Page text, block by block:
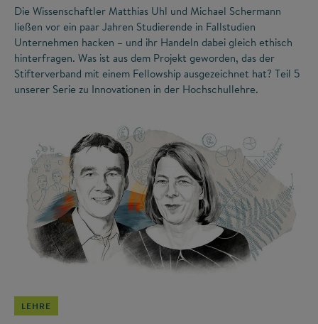
Die Wissenschaftler Matthias Uhl und Michael Schermann
ließen vor ein paar Jahren Studierende in Fallstudien
Unternehmen hacken – und ihr Handeln dabei gleich ethisch
hinterfragen. Was ist aus dem Projekt geworden, das der
Stifterverband mit einem Fellowship ausgezeichnet hat? Teil 5
unserer Serie zu Innovationen in der Hochschullehre.
LEHRE